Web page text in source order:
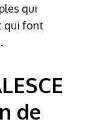
qui
qui font
de